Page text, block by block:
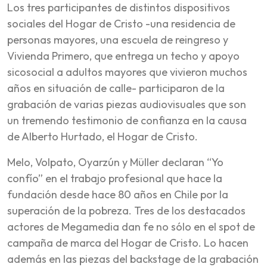
Los tres participantes de distintos dispositivos
sociales del Hogar de Cristo -una residencia de
personas mayores, una escuela de reingreso y
Vivienda Primero, que entrega un techo y apoyo
sicosocial a adultos mayores que vivieron muchos
años en situación de calle- participaron de la
grabación de varias piezas audiovisuales que son
un tremendo testimonio de confianza en la causa
de Alberto Hurtado, el Hogar de Cristo.
Melo, Volpato, Oyarzún y Müller declaran “Yo
confío” en el trabajo profesional que hace la
fundación desde hace 80 años en Chile por la
superación de la pobreza. Tres de los destacados
actores de Megamedia dan fe no sólo en el spot de
campaña de marca del Hogar de Cristo. Lo hacen
además en las piezas del backstage de la grabación